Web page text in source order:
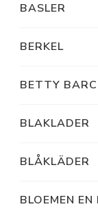
BASLER
BERKEL
BETTY
BLAKLADER
BLÅKLÄDER
BLOEMEN EN